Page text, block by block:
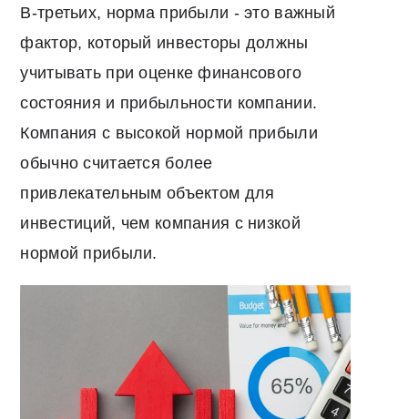
В-третьих, норма прибыли - это важный
фактор, который инвесторы должны
учитывать при оценке финансового
состояния и прибыльности компании.
Компания с высокой нормой прибыли
обычно считается более
привлекательным объектом для
инвестиций, чем компания с низкой
нормой прибыли.